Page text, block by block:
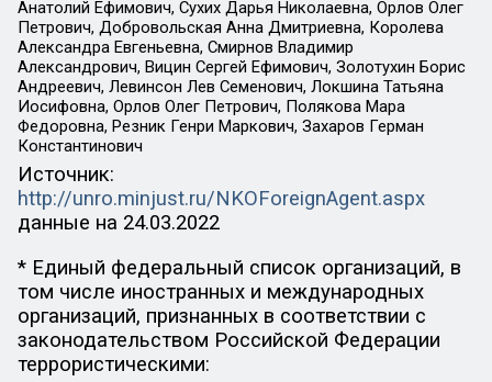
Анатолий Ефимович, Сухих Дарья Николаевна, Орлов Олег
Петрович, Добровольская Анна Дмитриевна, Королева
Александра Евгеньевна, Смирнов Владимир
Александрович, Вицин Сергей Ефимович, Золотухин Борис
Андреевич, Левинсон Лев Семенович, Локшина Татьяна
Иосифовна, Орлов Олег Петрович, Полякова Мара
Федоровна, Резник Генри Маркович, Захаров Герман
Константинович
Источник:
http://unro.minjust.ru/NKOForeignAgent.aspx
данные на 24.03.2022
* Единый федеральный список организаций, в
том числе иностранных и международных
организаций, признанных в соответствии с
законодательством Российской Федерации
террористическими: